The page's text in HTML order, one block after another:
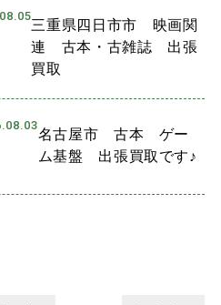
三重県四日市市 映画関
連 古本・古雑誌 出張
買取
名古屋市 古本 ゲー
ム基盤 出張買取です♪